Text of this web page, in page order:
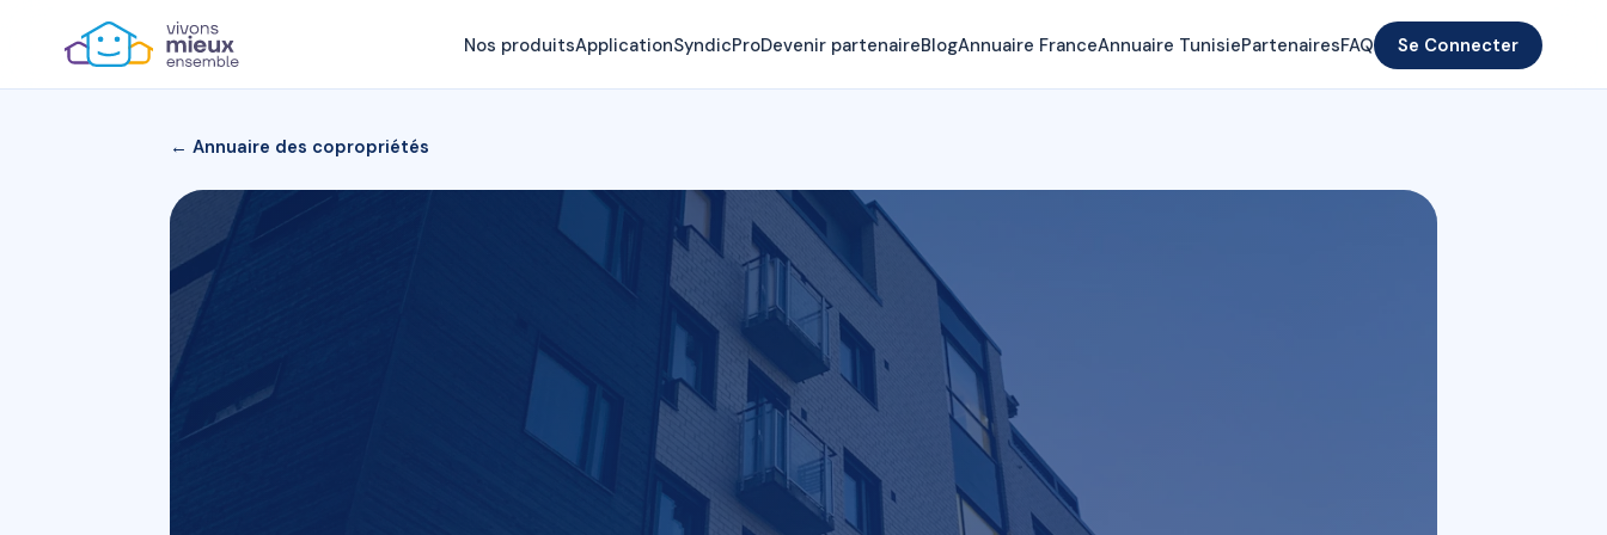
Nos produitsApplicationSyndicProDevenir partenaireBlogAnnuaire FranceAnnuaire TunisiePartenairesFAQ Se Connecter
← Annuaire des copropriétés